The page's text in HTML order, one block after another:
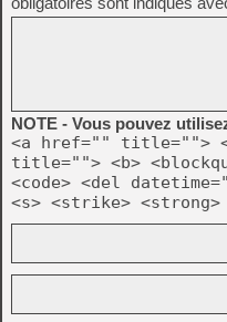
NOTE - Vous pouvez
<a href="" title="">
title=""> <b>
<code> <del
<s> <strike> <strong>